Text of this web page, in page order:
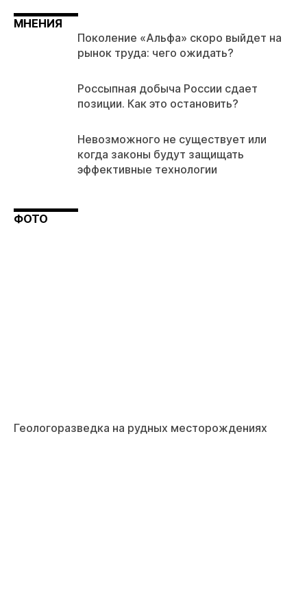
МНЕНИЯ
Поколение «Альфа» скоро выйдет на
рынок труда: чего ожидать?
Россыпная добыча России сдает
позиции. Как это остановить?
Невозможного не существует или
когда законы будут защищать
эффективные технологии
ФОТО
Геологоразведка на рудных месторождениях